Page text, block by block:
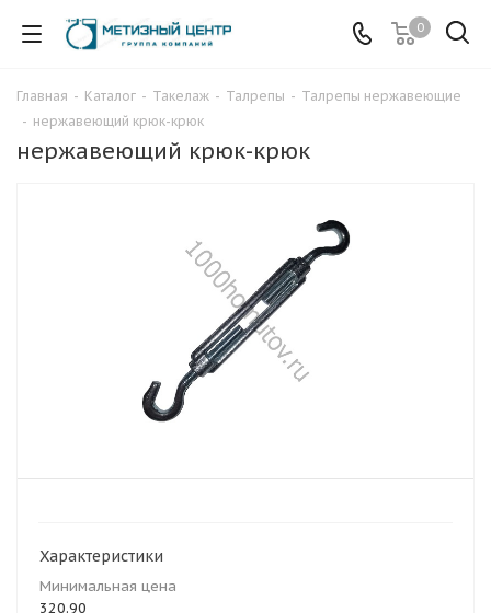
0
Главная - Каталог - Такелаж - Талрепы - Талрепы нержавеющие
- нержавеющий крюк-крюк
нержавеющий крюк-крюк
Характеристики
Минимальная цена
320.90